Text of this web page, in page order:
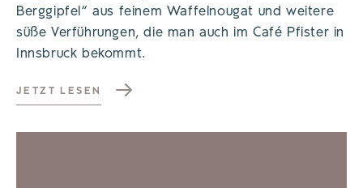
Berggipfel“ aus feinem Waffelnougat und weitere
süße Verführungen, die man auch im Café Pfister in
Innsbruck bekommt.
JETZT LESEN